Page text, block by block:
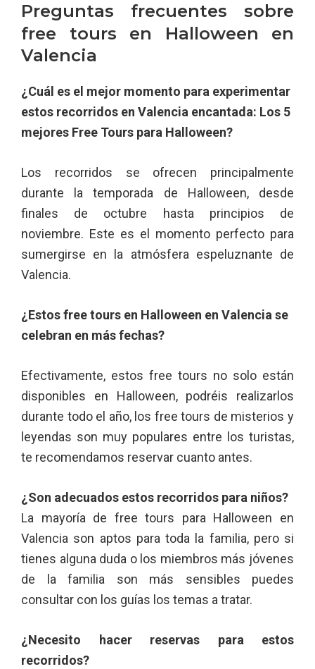
Preguntas frecuentes sobre
free tours en Halloween en
Valencia
¿Cuál es el mejor momento para experimentar
estos recorridos en Valencia encantada: Los 5
mejores Free Tours para Halloween?
Los recorridos se ofrecen principalmente
durante la temporada de Halloween, desde
finales de octubre hasta principios de
noviembre. Este es el momento perfecto para
sumergirse en la atmósfera espeluznante de
Valencia.
¿Estos free tours en Halloween en Valencia se
celebran en más fechas?
Efectivamente, estos free tours no solo están
disponibles en Halloween, podréis realizarlos
durante todo el año, los free tours de misterios y
leyendas son muy populares entre los turistas,
te recomendamos reservar cuanto antes.
¿Son adecuados estos recorridos para niños?
La mayoría de free tours para Halloween en
Valencia son aptos para toda la familia, pero si
tienes alguna duda o los miembros más jóvenes
de la familia son más sensibles puedes
consultar con los guías los temas a tratar.
¿Necesito hacer reservas para estos
recorridos?